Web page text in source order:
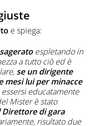
e spiega:
espletando in
a tutto ciò ed è
se un dirigente
mesi lui per minacce
educatamente
Mister è stato
di gara
risultato due